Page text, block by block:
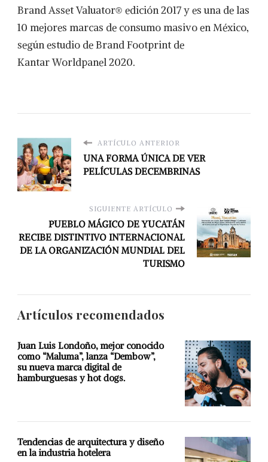
Brand Asset Valuator® edición 2017 y es una de las
10 mejores marcas de consumo masivo en México,
según estudio de Brand Footprint de
Kantar Worldpanel 2020.
ARTÍCULO ANTERIOR
UNA FORMA ÚNICA DE VER
PELÍCULAS DECEMBRINAS
SIGUIENTE ARTÍCULO
PUEBLO MÁGICO DE YUCATÁN
RECIBE DISTINTIVO INTERNACIONAL
DE LA ORGANIZACIÓN MUNDIAL DEL
TURISMO
Artículos recomendados
Juan Luis Londoño, mejor conocido
como “Maluma”, lanza “Dembow”,
su nueva marca digital de
hamburguesas y hot dogs.
Tendencias de arquitectura y diseño
en la industria hotelera